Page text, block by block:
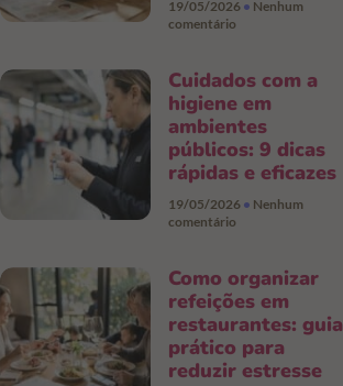
19/05/2026
Nenhum
comentário
Cuidados com a
higiene em
ambientes
públicos: 9 dicas
rápidas e eficazes
19/05/2026
Nenhum
comentário
Como organizar
refeições em
restaurantes: guia
prático para
reduzir estresse